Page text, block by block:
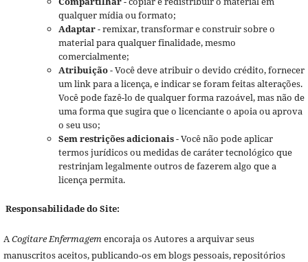
qualquer mídia ou formato;
Adaptar- remixar, transformar e construir sobre o
material para qualquer finalidade, mesmo
comercialmente;
Atribuição- Você deve atribuir o devido crédito, fornecer
um link para a licença, e indicar se foram feitas alterações.
Você pode fazê-lo de qualquer forma razoável, mas não de
uma forma que sugira que o licenciante o apoia ou aprova
o seu uso;
Sem restrições adicionais- Você não pode aplicar
termos jurídicos ou medidas de caráter tecnológico que
restrinjam legalmente outros de fazerem algo que a
licença permita.
Responsabilidade do Site:
ACogitare Enfermagemencoraja os Autores a arquivar seus
manuscritos aceitos, publicando-os em blogs pessoais, repositórios